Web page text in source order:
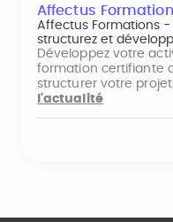
Affectus
Affectus Formations
structurez et
Développez votre
formation certifiante
structurer votre
l'actualité